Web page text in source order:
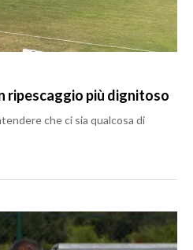
ripescaggio più dignitoso
che ci sia qualcosa di